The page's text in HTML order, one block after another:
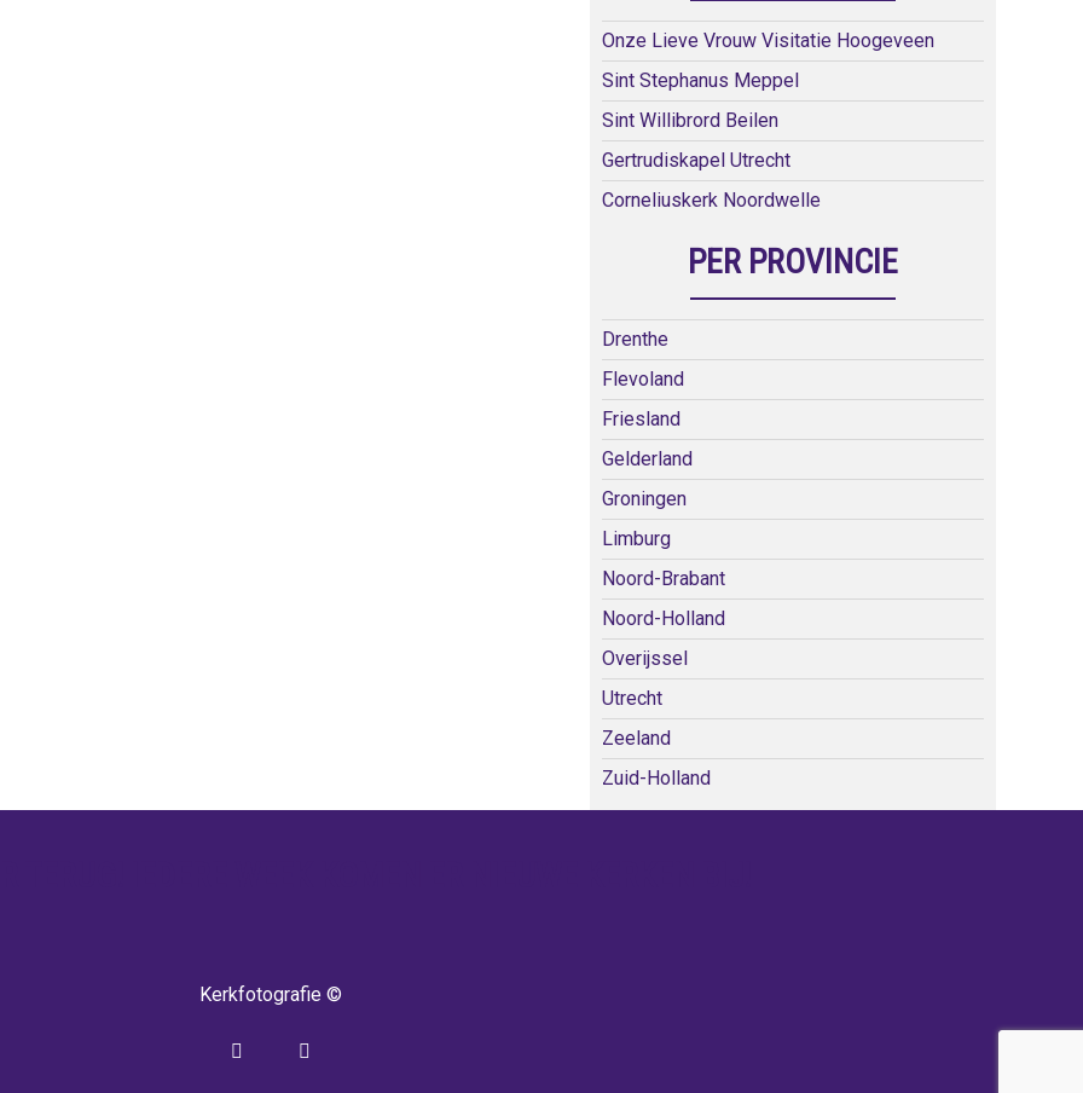
Onze Lieve Vrouw Visitatie Hoogeveen
Sint Stephanus Meppel
Sint Willibrord Beilen
Gertrudiskapel Utrecht
Corneliuskerk Noordwelle
PER PROVINCIE
Drenthe
Flevoland
Friesland
Gelderland
Groningen
Limburg
Noord-Brabant
Noord-Holland
Overijssel
Utrecht
Zeeland
Zuid-Holland
Kerkfotografie ©